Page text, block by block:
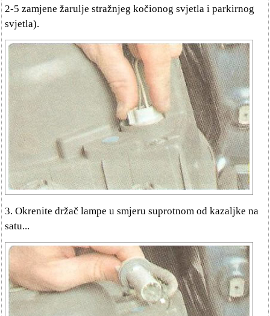
2-5 zamjene žarulje stražnjeg kočionog svjetla i parkirnog
svjetla).
3. Okrenite držač lampe u smjeru suprotnom od kazaljke na
satu...